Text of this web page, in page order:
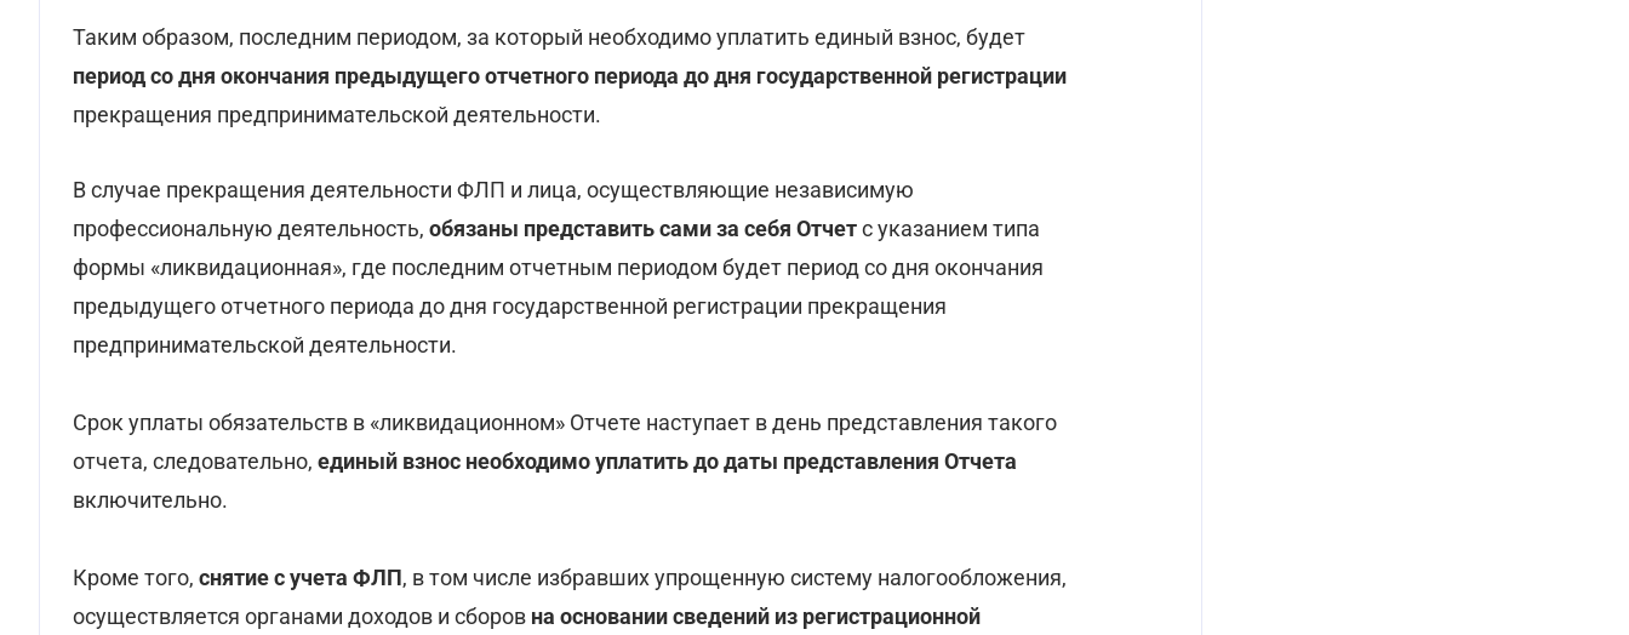
Таким образом, последним периодом, за который необходимо уплатить единый взнос, будет
период со дня окончания предыдущего отчетного периода до дня государственной регистрации
прекращения предпринимательской деятельности.
В случае прекращения деятельности ФЛП и лица, осуществляющие независимую
профессиональную деятельность, обязаны представить сами за себя Отчетс указанием типа
формы «ликвидационная», где последним отчетным периодом будет период со дня окончания
предыдущего отчетного периода до дня государственной регистрации прекращения
предпринимательской деятельности.
Срок уплаты обязательств в «ликвидационном» Отчете наступает в день представления такого
отчета, следовательно, единый взнос необходимо уплатить до даты представления Отчета
включительно.
Кроме того, снятие с учета ФЛП, в том числе избравших упрощенную систему налогообложения,
осуществляется органами доходов и сборов на основании сведений из регистрационной